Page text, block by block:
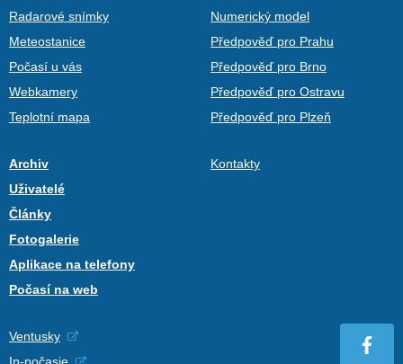
Radarové snímky
Meteostanice
Počasí u vás
Webkamery
Teplotní mapa
Numerický model
Předpověď pro Prahu
Předpověď pro Brno
Předpověď pro Ostravu
Předpověď pro Plzeň
Archiv
Uživatelé
Články
Fotogalerie
Aplikace na telefony
Počasí na web
Kontakty
Ventusky